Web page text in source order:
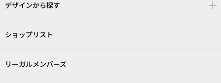
デザインから探す
ショップリスト
リーガルメンバーズ